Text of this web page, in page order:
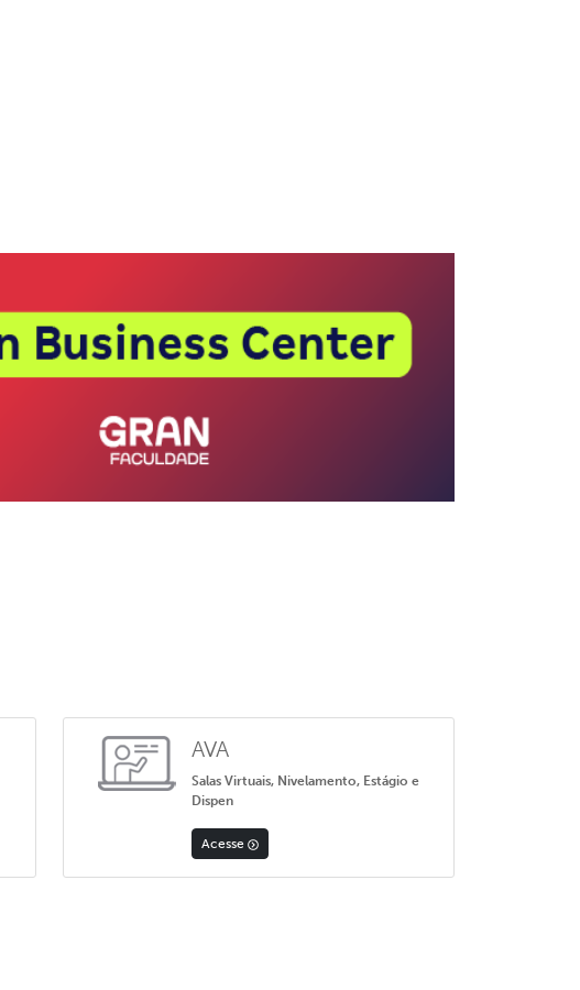
AVA
Salas Virtuais, Nivelamento, Estágio e
Dispen
Acesse